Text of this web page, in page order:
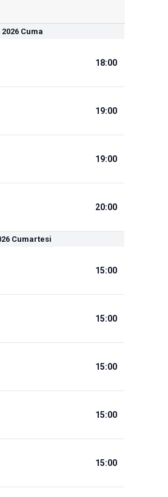
Cuma
18:00
19:00
19:00
20:00
Cumartesi
15:00
15:00
15:00
15:00
15:00